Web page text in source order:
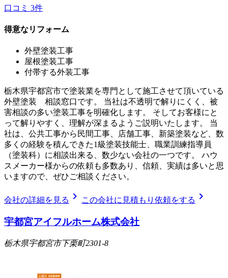
口コミ 3件
得意なリフォーム
外壁塗装工事
屋根塗装工事
付帯する外装工事
栃木県宇都宮市で塗装業を専門として施工させて頂いている
外壁塗装 相談窓口です。 当社は不透明で解りにくく、被
害相談の多い塗装工事を明確化します。 そしてお客様にと
って解りやすく、理解が深まるようご説明いたします。 当
社は、公共工事から民間工事、店舗工事、新築塗装など、数
多くの経験を積んできた1級塗装技能士、職業訓練指導員
（塗装科）に相談出来る、数少ない会社の一つです。 ハウ
スメーカー様からの依頼も多数あり、信頼、実績は多いと思
いますので、ぜひご相談ください。
会社の詳細を見る chevron_right この会社に見積もり依頼をする chevron_right
宇都宮アイフルホーム株式会社
栃木県宇都宮市下栗町2301-8